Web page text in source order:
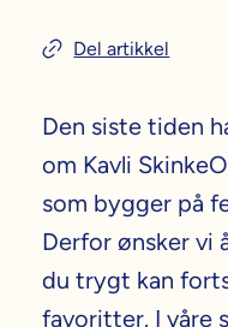
Del artikkel
Den siste tiden
om Kavli
som bygger på
Derfor ønsker vi
du trygt kan
favoritter. I våre